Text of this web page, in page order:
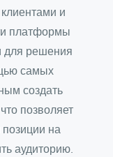
и
платформы
для решения
самых
создать
позволяет
позиции на
аудиторию.